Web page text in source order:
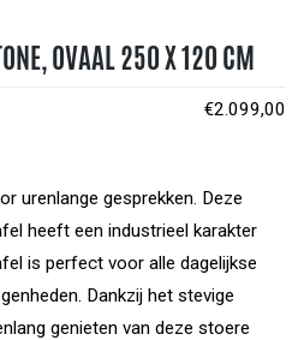
OVAAL 250 X 120 CM
€2.099,00
urenlange gesprekken. Deze
heeft een industrieel karakter
is perfect voor alle dagelijkse
Dankzij het stevige
genieten van deze stoere